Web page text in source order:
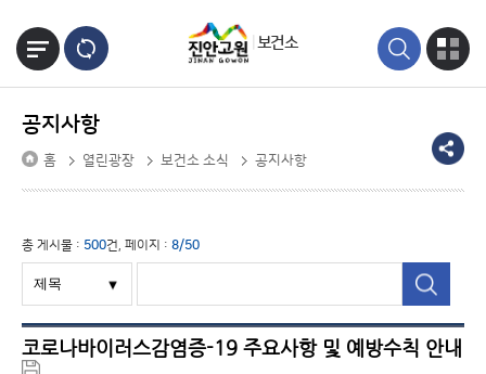
보건소
공지사항
홈 열린광장 보건소 소식 공지사항
총 게시물 : 500건, 페이지 : 8/50
코로나바이러스감염증-19 주요사항 및 예방수칙 안내